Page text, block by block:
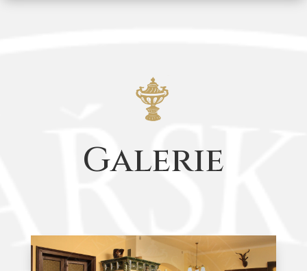
Galerie